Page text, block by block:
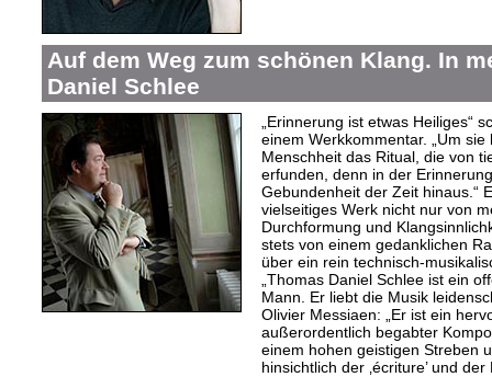
Auf dem Weg zum schönen Klang. In
Daniel Schlee
„Erinnerung ist etwas Heiliges“
einem Werkkommentar. „Um
Menschheit das Ritual, die von
erfunden, denn in der
Gebundenheit der Zeit hinaus.“
vielseitiges Werk nicht nur von
Durchformung und
stets von einem gedanklichen
über ein rein technisch-
„Thomas Daniel Schlee ist ein
Mann. Er liebt die Musik
Olivier Messiaen: „Er ist ein
außerordentlich begabter
einem hohen geistigen Streben
hinsichtlich der ‚écriture’ und der